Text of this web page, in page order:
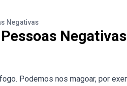
Negativas
Negativas
Podemos nos magoar, por